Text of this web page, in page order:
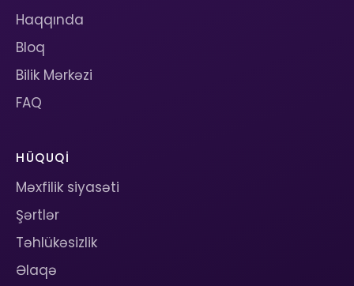
Haqqında
Bloq
Bilik Mərkəzi
FAQ
HÜQUQI
Məxfilik siyasəti
Şərtlər
Təhlükəsizlik
Əlaqə